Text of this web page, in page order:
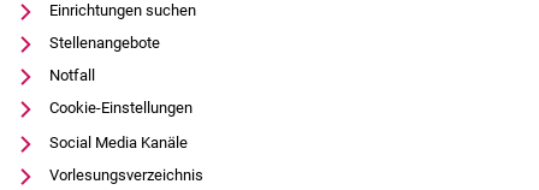
Einrichtungen suchen
Stellenangebote
Notfall
Cookie-Einstellungen
Social Media Kanäle
Vorlesungsverzeichnis